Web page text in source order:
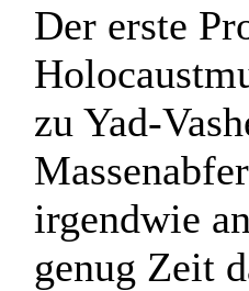
Der erste
zu Yad-
irgendwie
genug Zeit